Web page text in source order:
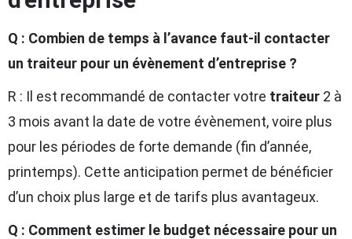
Q : Combien de temps à l’avance faut-il contacter
un traiteur pour un évènement d’entreprise ?
R : Il est recommandé de contacter votre traiteur 2 à
3 mois avant la date de votre évènement, voire plus
pour les périodes de forte demande (fin d’année,
printemps). Cette anticipation permet de bénéficier
d’un choix plus large et de tarifs plus avantageux.
Q : Comment estimer le budget nécessaire pour un